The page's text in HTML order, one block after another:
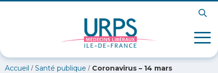
Accueil / Santé publique / Coronavirus – 14 mars